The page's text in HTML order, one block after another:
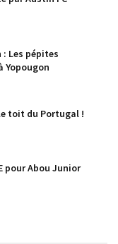
Les pépites
Yopougon
toit du Portugal !
pour Abou Junior